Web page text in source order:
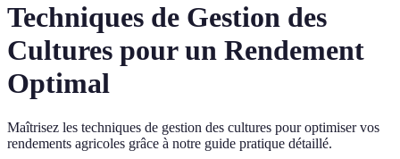
Techniques de Gestion des
Cultures pour un Rendement
Optimal
Maîtrisez les techniques de gestion des cultures pour optimiser vos
rendements agricoles grâce à notre guide pratique détaillé.